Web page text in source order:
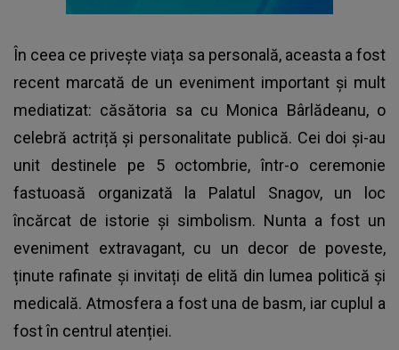
În ceea ce privește viața sa personală, aceasta a fost
recent marcată de un eveniment important și mult
mediatizat: căsătoria sa cu Monica Bârlădeanu, o
celebră actriță și personalitate publică. Cei doi și-au
unit destinele pe 5 octombrie, într-o ceremonie
fastuoasă organizată la Palatul Snagov, un loc
încărcat de istorie și simbolism. Nunta a fost un
eveniment extravagant, cu un decor de poveste,
ținute rafinate și invitați de elită din lumea politică și
medicală. Atmosfera a fost una de basm, iar cuplul a
fost în centrul atenției.